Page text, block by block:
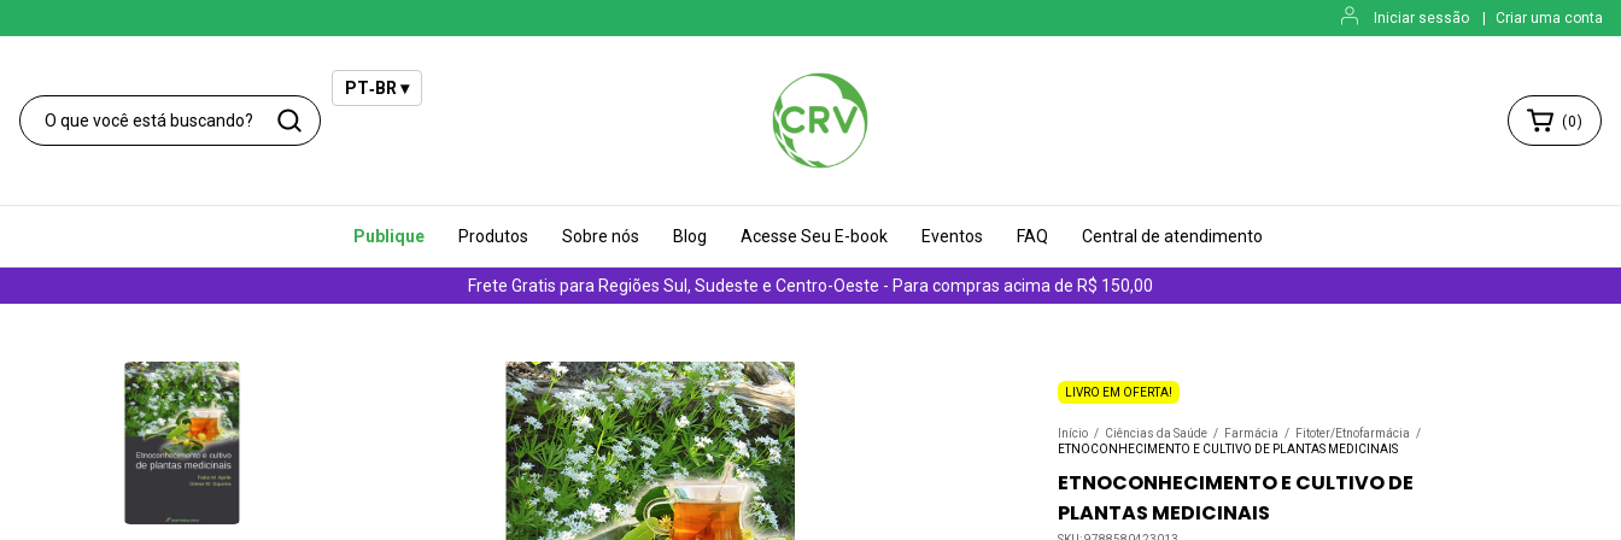
Iniciar sessão Criar uma conta
Frete Gratis para Regiões Sul, Sudeste e Centro-Oeste - Para compras acima de R$ 150,00
(0)
Publique Produtos Sobre nós Blog Acesse Seu E-book Eventos FAQ Central de atendimento
PT‑BR ▾
LIVRO EM OFERTA!
Início / Ciências da Saúde / Farmácia / Fitoter/Etnofarmácia /
ETNOCONHECIMENTO E CULTIVO DE PLANTAS MEDICINAIS
ETNOCONHECIMENTO E CULTIVO DE
PLANTAS MEDICINAIS